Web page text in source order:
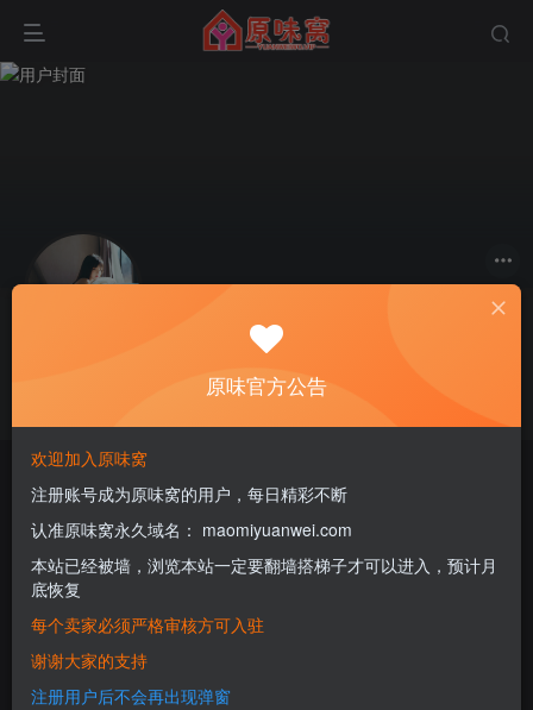
私信
原味商城
原味官方公告
欢迎加入原味窝
注册账号成为原味窝的用户，每日精彩不断
认准原味窝永久域名： maomiyuanwei.com
本站已经被墙，浏览本站一定要翻墙搭梯子才可以进入，预计月
底恢复
每个卖家必须严格审核方可入驻
谢谢大家的支持
注册用户后不会再出现弹窗